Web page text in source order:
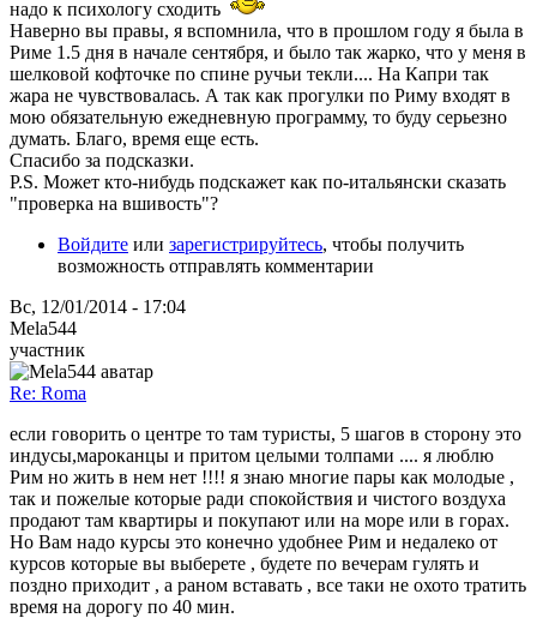
надо к психологу сходить
Наверно вы правы, я вспомнила, что в прошлом году я была в
Риме 1.5 дня в начале сентября, и было так жарко, что у меня в
шелковой кофточке по спине ручьи текли.... На Капри так
жара не чувствовалась. А так как прогулки по Риму входят в
мою обязательную ежедневную программу, то буду серьезно
думать. Благо, время еще есть.
Спасибо за подсказки.
P.S. Может кто-нибудь подскажет как по-итальянски сказать
"проверка на вшивость"?
Войдите или зарегистрируйтесь, чтобы получить
возможность отправлять комментарии
Вс, 12/01/2014 - 17:04
Mela544
участник
Re: Roma
если говорить о центре то там туристы, 5 шагов в сторону это
индусы,мароканцы и притом целыми толпами .... я люблю
Рим но жить в нем нет !!!! я знаю многие пары как молодые ,
так и пожелые которые ради спокойствия и чистого воздуха
продают там квартиры и покупают или на море или в горах.
Но Вам надо курсы это конечно удобнее Рим и недалеко от
курсов которые вы выберете , будете по вечерам гулять и
поздно приходит , а раном вставать , все таки не охото тратить
время на дорогу по 40 мин.